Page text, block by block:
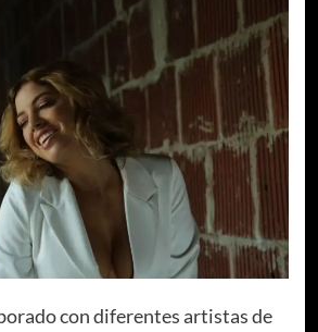
con diferentes artistas de